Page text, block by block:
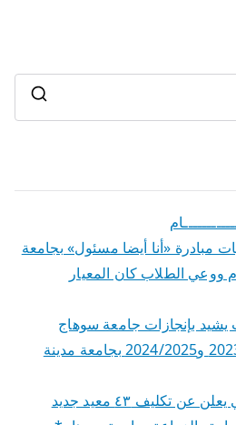
مبادرة «أنا أيضا مسئول» بجامعة
ووعي الطلاب كان المعيار
بإنجازات جامعة سوهاج
للعامين الجامعيين 2023/2024 و2024/2025 بجامعة مدينة
*استكمالاً للفرحه..النعماني يعلن عن تكليف ٤٣ معيد جديد